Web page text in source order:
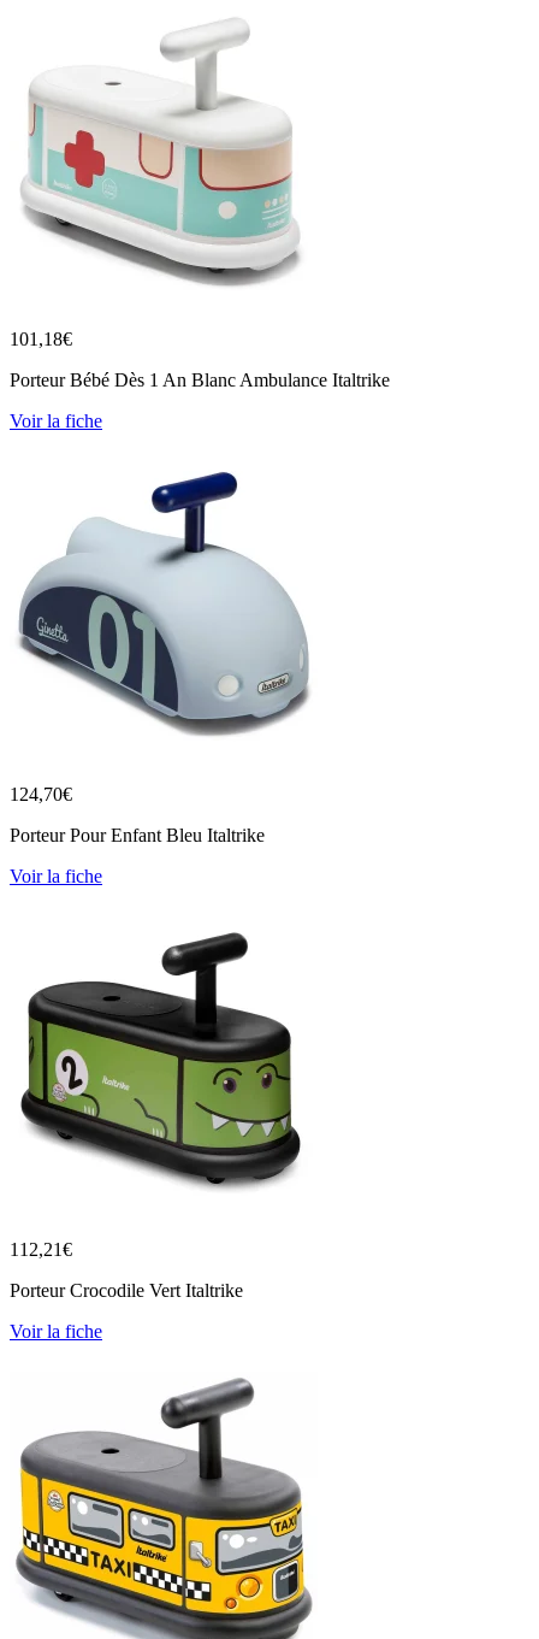
101,18€
Porteur Bébé Dès 1 An Blanc Ambulance Italtrike
Voir la fiche
124,70€
Porteur Pour Enfant Bleu Italtrike
Voir la fiche
112,21€
Porteur Crocodile Vert Italtrike
Voir la fiche